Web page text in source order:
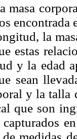
masa
encontrada
la
estas
y la edad
sean
y la
que son